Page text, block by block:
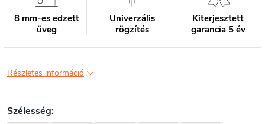
8 mm-es edzett
üveg
Univerzális
rögzítés
Kiterjesztett
garancia 5 év
Részletes információ